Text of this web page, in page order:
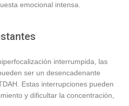
emocional intensa.
interrumpida, las
ser un desencadenante
Estas interrupciones pueden
y dificultar la concentración,